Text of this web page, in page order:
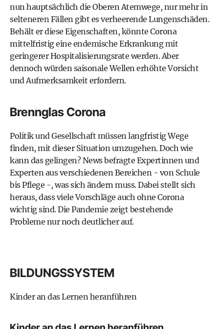
nun hauptsächlich die Oberen Atemwege, nur mehr in
selteneren Fällen gibt es verheerende Lungenschäden.
Behält er diese Eigenschaften, könnte Corona
mittelfristig eine endemische Erkrankung mit
geringerer Hospitalisierungsrate werden. Aber
dennoch würden saisonale Wellen erhöhte Vorsicht
und Aufmerksamkeit erfordern.
Brennglas Corona
Politik und Gesellschaft müssen langfristig Wege
finden, mit dieser Situation umzugehen. Doch wie
kann das gelingen? News befragte Expertinnen und
Experten aus verschiedenen Bereichen - von Schule
bis Pflege -, was sich ändern muss. Dabei stellt sich
heraus, dass viele Vorschläge auch ohne Corona
wichtig sind. Die Pandemie zeigt bestehende
Probleme nur noch deutlicher auf.
BILDUNGSSYSTEM
Kinder an das Lernen heranführen